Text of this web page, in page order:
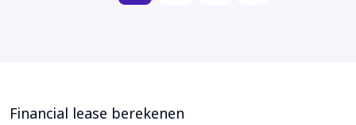
Financial lease berekenen